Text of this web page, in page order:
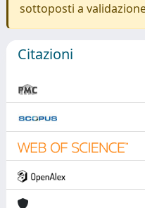
sottoposti a
Citazioni